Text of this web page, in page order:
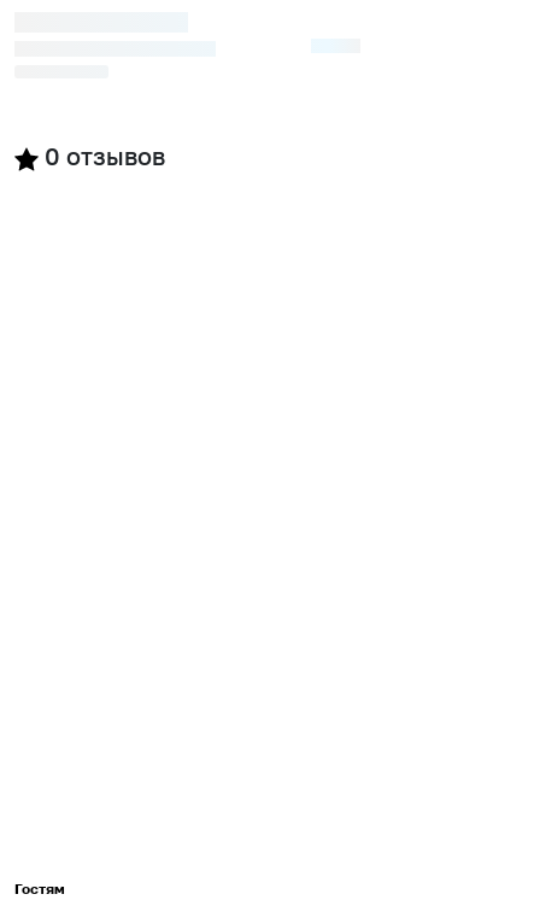
0 отзывов
Гостям